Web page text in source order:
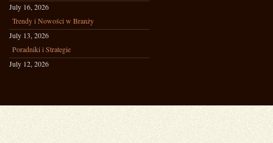
July 16, 2026
Trendy i Nowości w Branży
July 13, 2026
Poradniki i Strategie
July 12, 2026